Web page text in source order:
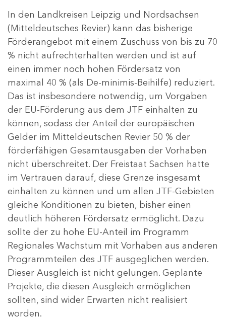
In den Landkreisen Leipzig und Nordsachsen
(Mitteldeutsches Revier) kann das bisherige
Förderangebot mit einem Zuschuss von bis zu 70
% nicht aufrechterhalten werden und ist auf
einen immer noch hohen Fördersatz von
maximal 40 % (als De-minimis-Beihilfe) reduziert.
Das ist insbesondere notwendig, um Vorgaben
der EU-Förderung aus dem JTF einhalten zu
können, sodass der Anteil der europäischen
Gelder im Mitteldeutschen Revier 50 % der
förderfähigen Gesamtausgaben der Vorhaben
nicht überschreitet. Der Freistaat Sachsen hatte
im Vertrauen darauf, diese Grenze insgesamt
einhalten zu können und um allen JTF-Gebieten
gleiche Konditionen zu bieten, bisher einen
deutlich höheren Fördersatz ermöglicht. Dazu
sollte der zu hohe EU-Anteil im Programm
Regionales Wachstum mit Vorhaben aus anderen
Programmteilen des JTF ausgeglichen werden.
Dieser Ausgleich ist nicht gelungen. Geplante
Projekte, die diesen Ausgleich ermöglichen
sollten, sind wider Erwarten nicht realisiert
worden.